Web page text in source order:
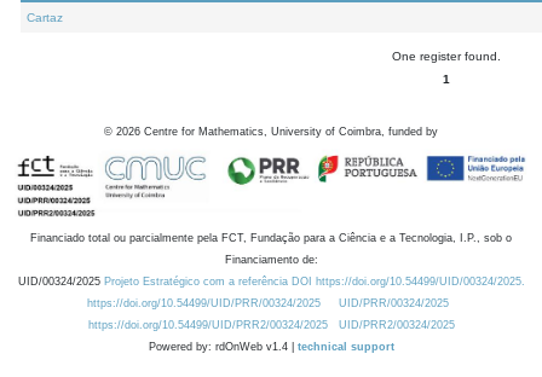
Cartaz
One register found.
1
© 2026 Centre for Mathematics, University of Coimbra, funded by
Financiado total ou parcialmente pela FCT, Fundação para a Ciência e a Tecnologia, I.P., sob o
Financiamento de:
UID/00324/2025 Projeto Estratégico com a referência DOI https://doi.org/10.54499/UID/00324/2025.
https://doi.org/10.54499/UID/PRR/00324/2025
UID/PRR/00324/2025
https://doi.org/10.54499/UID/PRR2/00324/2025
UID/PRR2/00324/2025
Powered by: rdOnWeb v1.4 | technical support